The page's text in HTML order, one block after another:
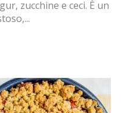
zucchine e ceci. È un